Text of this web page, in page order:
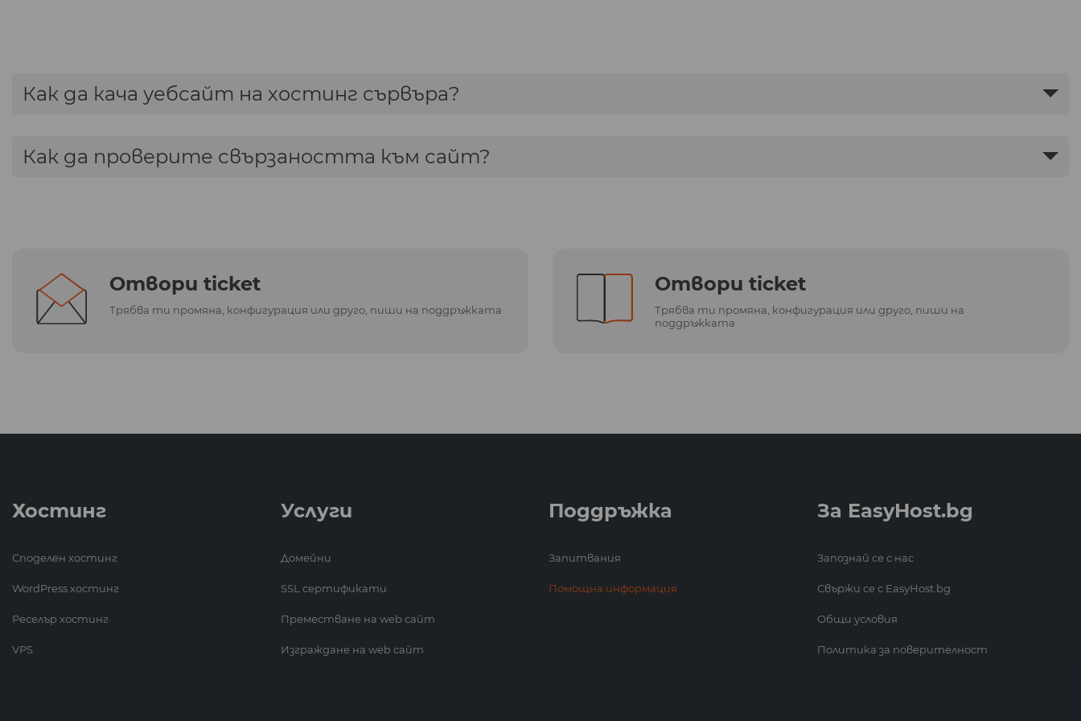
Как да кача уебсайт на хостинг сървъра?
Как да проверите свързаността към сайт?
Отвори ticket
Трябва ти промяна, конфигурация или друго, пиши на поддръжката
Отвори ticket
Трябва ти промяна, конфигурация или друго, пиши на
поддръжката
Хостинг
Споделен хостинг
WordPress хостинг
Реселър хостинг
VPS
Услуги
Домейни
SSL сертификати
Преместване на web сайт
Изграждане на web сайт
Поддръжка
Запитвания
Помощна информация
За EasyHost.bg
Запознай се с нас
Свържи се с EasyHost.bg
Общи условия
Политика за поверителност